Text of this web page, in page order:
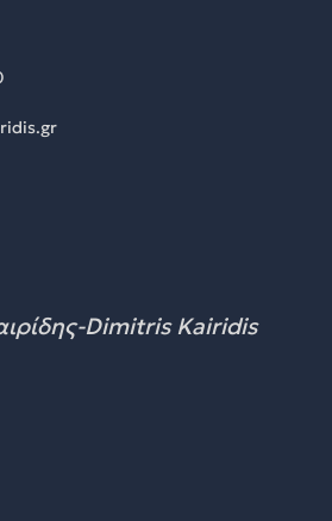
Dimitris Kairidis